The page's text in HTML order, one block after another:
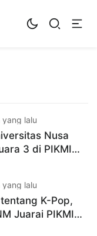
yang lalu
Nusa
3 di PIKMI
yang lalu
K-Pop,
Juarai PIKMI